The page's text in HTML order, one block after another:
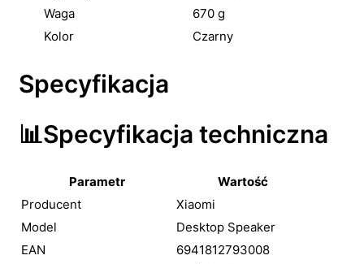
Waga
670 g
Kolor
Czarny
Specyfikacja
📊Specyfikacja techniczna
Parametr
Wartość
Producent
Xiaomi
Model
Desktop Speaker
EAN
6941812793008